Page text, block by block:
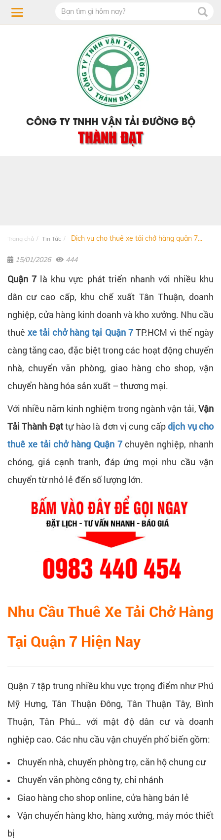
CÔNG TY TNHH VẬN TẢI ĐƯỜNG BỘ
THÀNH ĐẠT
Trang chủ Tin Tức Dịch vụ cho thuê xe tải chở hàng quận 7...
15/01/2026 444
Quận 7 là khu vực phát triển nhanh với nhiều khu
dân cư cao cấp, khu chế xuất Tân Thuận, doanh
nghiệp, cửa hàng kinh doanh và kho xưởng. Nhu cầu
thuêxe tải chở hàng tại Quận 7TP.HCM vì thế ngày
càng tăng cao, đặc biệt trong các hoạt động chuyển
nhà, chuyển văn phòng, giao hàng cho shop, vận
chuyển hàng hóa sản xuất – thương mại.
Với nhiều năm kinh nghiệm trong ngành vận tải, Vận
Tải Thành Đạttự hào là đơn vị cung cấpdịch vụ cho
thuê xe tải chở hàng Quận 7chuyên nghiệp, nhanh
chóng, giá cạnh tranh, đáp ứng mọi nhu cầu vận
chuyển từ nhỏ lẻ đến số lượng lớn.
Nhu Cầu Thuê Xe Tải Chở Hàng
Tại Quận 7 Hiện Nay
Quận 7 tập trung nhiều khu vực trọng điểm như Phú
Mỹ Hưng, Tân Thuận Đông, Tân Thuận Tây, Bình
Thuận, Tân Phú… với mật độ dân cư và doanh
nghiệp cao. Các nhu cầu vận chuyển phổ biến gồm:
Chuyển nhà, chuyển phòng trọ, căn hộ chung cư
Chuyển văn phòng công ty, chi nhánh
Giao hàng cho shop online, cửa hàng bán lẻ
Vận chuyển hàng kho, hàng xưởng, máy móc thiết
bị